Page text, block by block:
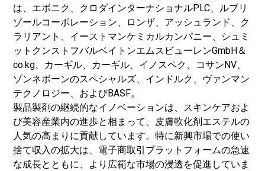
は、エボニク、クロダインターナショナルPLC、ルブリ
ゾールコーポレーション、ロンザ、アッシュランド、ク
ラリアント、イーストマンケミカルカンパニー、シュミ
ットクンストフバルベイトンエムスビューレンGmbH＆
co.kg、カーギル、カーギル、イノスペク、コサンNV、
ゾンネボーンのスペシャルズ、インドルク、ヴァンマン
テクノロジー、およびBASF。
製品製剤の継続的なイノベーションは、スキンケアおよ
び美容産業内の進歩と相まって、皮膚軟化剤エステルの
人気の高まりに貢献しています。特に新興市場での使い
捨て収入の拡大は、電子商取引プラットフォームの急速
な成長とともに、より広範な市場の浸透を促進していま